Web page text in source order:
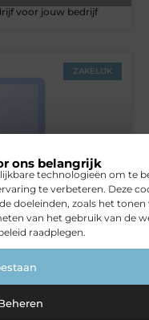
ons belangrijk
technologieën om te
te verbeteren. Deze
doeleinden, zoals het tonen
van het gebruik van de
raadplegen.
voor jouw bedrijf
ZAKELIJK